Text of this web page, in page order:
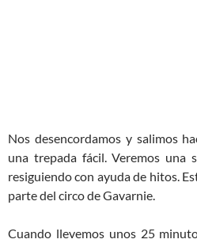
Nos desencordamos y salimos
una trepada fácil. Veremos una
resiguiendo con ayuda de hitos.
parte del circo de Gavarnie.
Cuando llevemos unos 25